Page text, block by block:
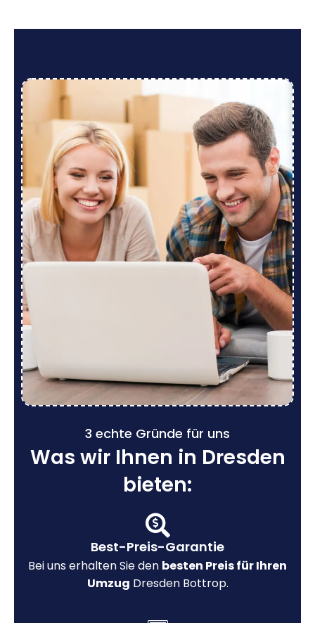
3 echte Gründe für uns
Was wir Ihnen in Dresden
bieten:
Best-Preis-Garantie
Bei uns erhalten Sie den besten Preis für Ihren
Umzug Dresden Bottrop.